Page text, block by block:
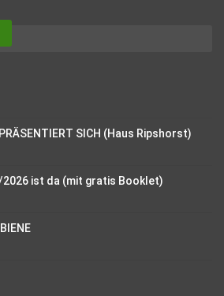
SICH (Haus Ripshorst)
2026 ist da (mit gratis Booklet)